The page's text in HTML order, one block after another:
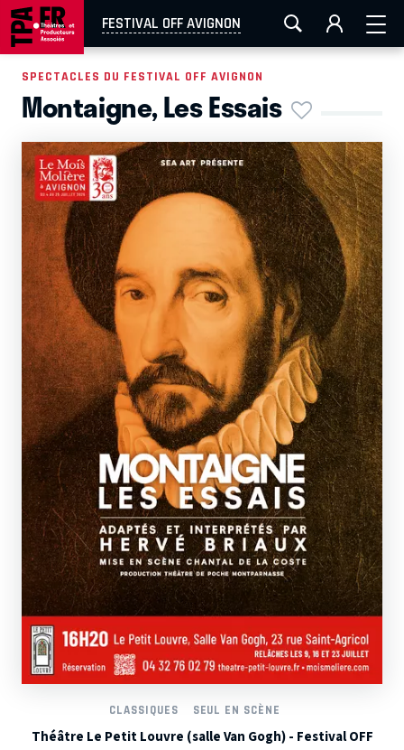
FESTIVAL OFF AVIGNON
AIX-MARSEILLE AURAY CAEN LA ROCHELLE
EN TOURNÉE
SPECTACLES DU FESTIVAL OFF AVIGNON
Montaigne, Les Essais
CLASSIQUES SEUL EN SCÈNE
Théâtre Le Petit Louvre (salle Van Gogh) - Festival OFF